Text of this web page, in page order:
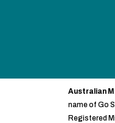
Australian
name of Go
Registered